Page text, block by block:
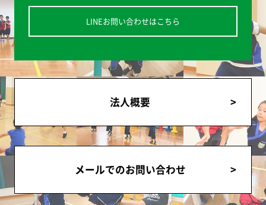
LINEお問い合わせはこちら
法人概要
メールでのお問い合わせ